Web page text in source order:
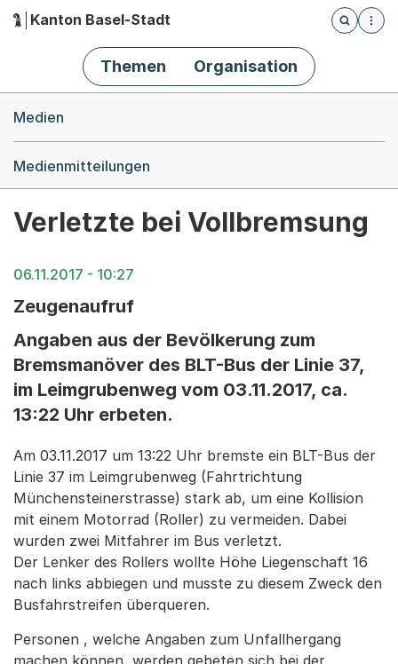
Hauptnavigation
Kanton Basel-Stadt
Öffnet
Themen Organisation
Medien
Medienmitteilungen
Verletzte bei Vollbremsung
06.11.2017 - 10:27
Zeugenaufruf
Angaben aus der Bevölkerung zum
Bremsmanöver des BLT-Bus der Linie 37,
im Leimgrubenweg vom 03.11.2017, ca.
13:22 Uhr erbeten.
Am 03.11.2017 um 13:22 Uhr bremste ein BLT-Bus der
Linie 37 im Leimgrubenweg (Fahrtrichtung
Münchensteinerstrasse) stark ab, um eine Kollision
mit einem Motorrad (Roller) zu vermeiden. Dabei
wurden zwei Mitfahrer im Bus verletzt.
Der Lenker des Rollers wollte Höhe Liegenschaft 16
nach links abbiegen und musste zu diesem Zweck den
Busfahrstreifen überqueren.
Personen , welche Angaben zum Unfallhergang
machen können, werden gebeten sich bei der